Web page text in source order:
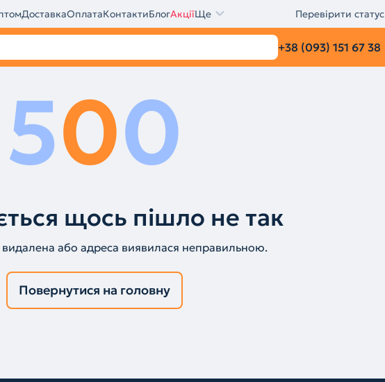
ДоставкаОплатаКонтактиБлогАкціїЩе Перевірити статус
+38 (093) 151 67 38
500
щось пішло не так
видалена або адреса виявилася неправильною.
Повернутися на головну